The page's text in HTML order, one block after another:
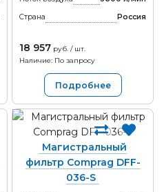
Страна
Россия
18 957 руб. / шт.
Наличие: По запросу
Подробнее
Магистральный
фильтр Comprag DFF-
036-S